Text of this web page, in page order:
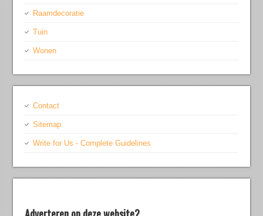
Raamdecoratie
Tuin
Wonen
Contact
Sitemap
Write for Us - Complete Guidelines